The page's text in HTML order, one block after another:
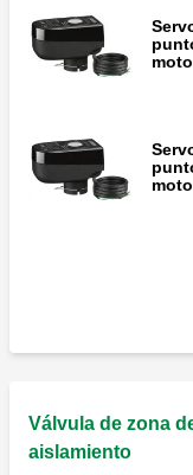
de
Válvula de zona
aislamiento